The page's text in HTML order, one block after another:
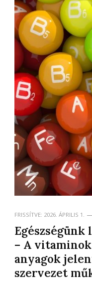
FRISSÍTVE: 2026. ÁPRILIS 1.
– A
anyagok
szervezet